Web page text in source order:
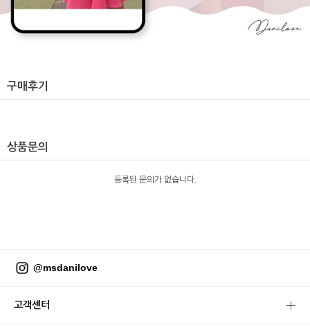
구매후기
상품문의
등록된 문의가 없습니다.
@msdanilove
고객센터